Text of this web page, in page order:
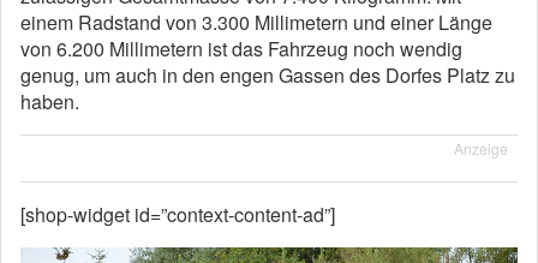
einem Radstand von 3.300 Millimetern und einer Länge
von 6.200 Millimetern ist das Fahrzeug noch wendig
genug, um auch in den engen Gassen des Dorfes Platz zu
haben.
Anzeige
[shop-widget id=”context-content-ad”]